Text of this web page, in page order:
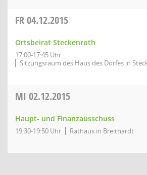
FR04.12.2015
Ortsbeirat Steckenroth
17:00-17:45 Uhr
Sitzungsraum des Haus des Dorfes in
MI 02.12.2015
Haupt- und Finanzausschuss
19:30-19:50 Uhr Rathaus in Breithardt